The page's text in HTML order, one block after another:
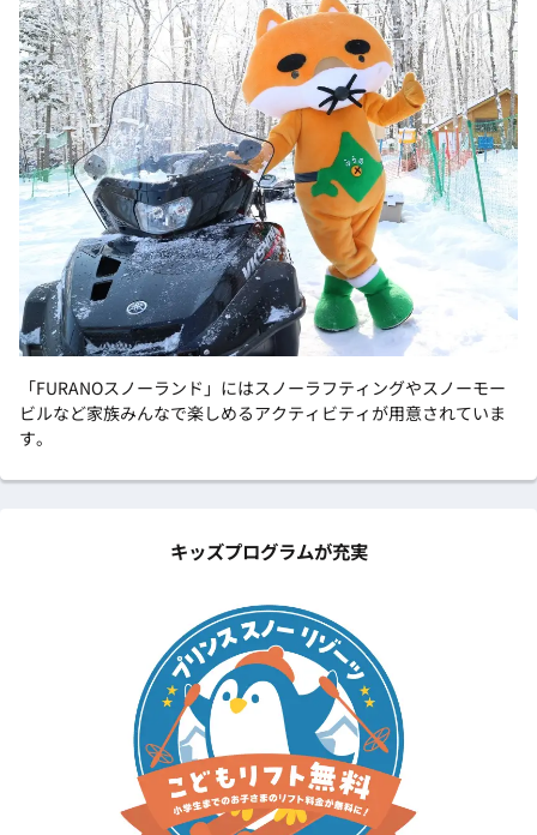
「FURANOスノーランド」にはスノーラフティングやスノーモー
ビルなど家族みんなで楽しめるアクティビティが用意されていま
す。
キッズプログラムが充実